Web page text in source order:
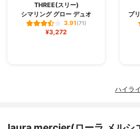
THREE(スリー)
シマリング グロー デュオ
3.91(71)
¥3,272
プ
ハイラ